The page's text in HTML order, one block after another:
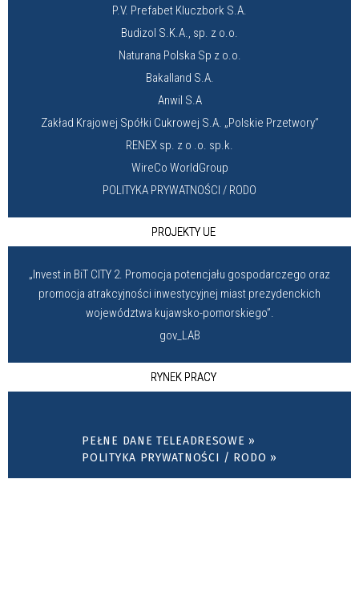
P.V. Prefabet Kluczbork S.A.
Budizol S.K.A., sp. z o.o.
Naturana Polska Sp z o.o.
Bakalland S.A.
Anwil S.A
Zakład Krajowej Spółki Cukrowej S.A. „Polskie Przetwory”
RENEX sp. z o .o. sp.k.
WireCo WorldGroup
POLITYKA PRYWATNOŚCI / RODO
PROJEKTY UE
„Invest in BiT CITY 2. Promocja potencjału gospodarczego oraz
promocja atrakcyjności inwestycyjnej miast prezydenckich
województwa kujawsko-pomorskiego”.
gov_LAB
RYNEK PRACY
PEŁNE DANE TELEADRESOWE »
POLITYKA PRYWATNOŚCI / RODO »